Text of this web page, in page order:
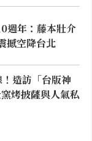
週年：藤本壯介
撼空降台北
造訪「台版神
烤披薩與人氣私